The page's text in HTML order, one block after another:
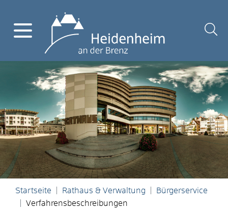
Startseite Rathaus & Verwaltung
Bürgerservice
Verfahrensbeschreibungen